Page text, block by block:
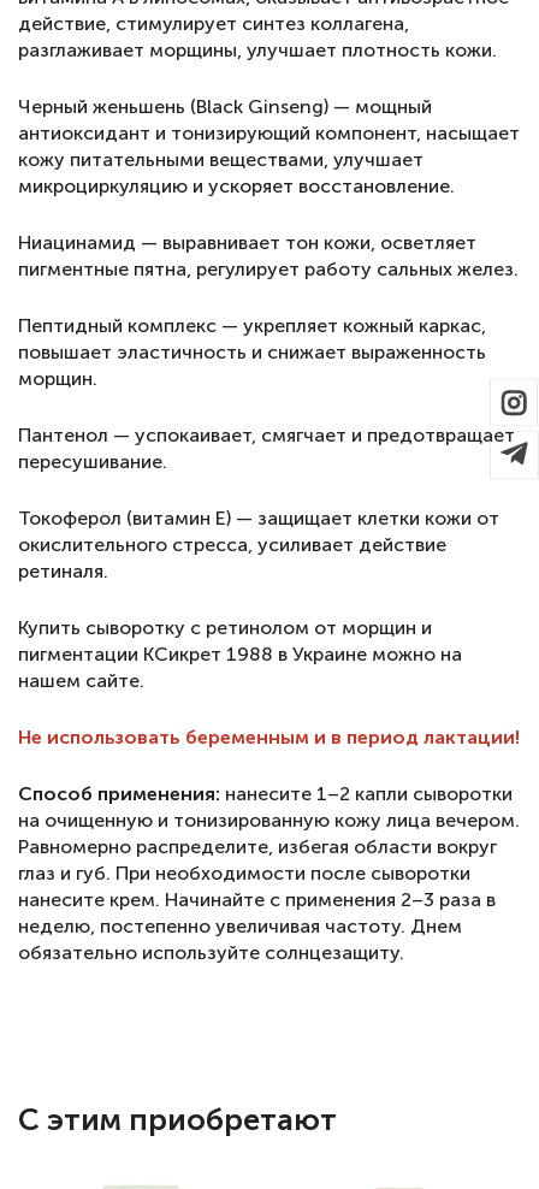
действие, стимулирует синтез коллагена,
разглаживает морщины, улучшает плотность кожи.
Черный женьшень (Black Ginseng) — мощный
антиоксидант и тонизирующий компонент, насыщает
кожу питательными веществами, улучшает
микроциркуляцию и ускоряет восстановление.
Ниацинамид — выравнивает тон кожи, осветляет
пигментные пятна, регулирует работу сальных желез.
Пептидный комплекс — укрепляет кожный каркас,
повышает эластичность и снижает выраженность
морщин.
Пантенол — успокаивает, смягчает и предотвращает
пересушивание.
Токоферол (витамин E) — защищает клетки кожи от
окислительного стресса, усиливает действие
ретиналя.
Купить сыворотку с ретинолом от морщин и
пигментации КСикрет 1988 в Украине можно на
нашем сайте.
Не использовать беременным и в период лактации!
Способ применения: нанесите 1–2 капли сыворотки
на очищенную и тонизированную кожу лица вечером.
Равномерно распределите, избегая области вокруг
глаз и губ. При необходимости после сыворотки
нанесите крем. Начинайте с применения 2–3 раза в
неделю, постепенно увеличивая частоту. Днем
обязательно используйте солнцезащиту.
С этим приобретают